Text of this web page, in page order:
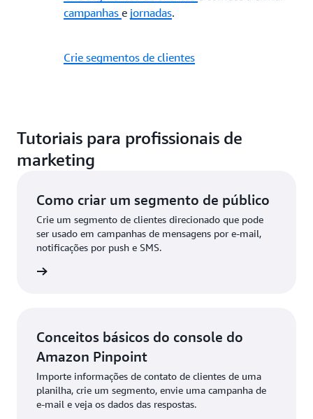
campanhas e jornadas.
Crie segmentos de clientes
Tutoriais para profissionais de
marketing
Como criar um segmento de público
Crie um segmento de clientes direcionado que pode
ser usado em campanhas de mensagens por e-mail,
notificações por push e SMS.
Conceitos básicos do console do
Amazon Pinpoint
Importe informações de contato de clientes de uma
planilha, crie um segmento, envie uma campanha de
e-mail e veja os dados das respostas.